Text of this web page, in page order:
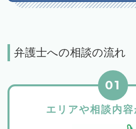
弁護士への相談の流れ
エリアや相談内
01